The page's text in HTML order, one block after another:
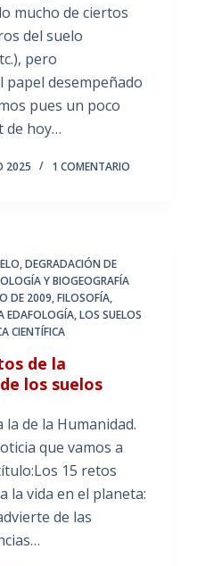
mucho de ciertos
del suelo
pero
papel desempeñado
pues un poco
de hoy…
2025 1 COMENTARIO
,DEGRADACIÓN DE
Y BIOGEOGRAFÍA
DE 2009,FILOSOFÍA,
EDAFOLOGÍA,LOS SUELOS
CIENTÍFICA
de la
los suelos
la de la Humanidad.
que vamos a
15 retos
la vida en el planeta:
de las